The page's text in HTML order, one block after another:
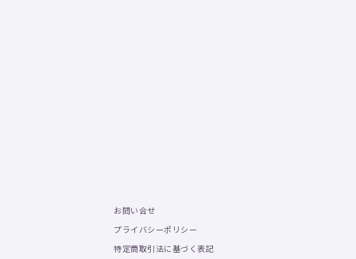
お問い合せ
プライバシーポリシー
特定商取引法に基づく表記